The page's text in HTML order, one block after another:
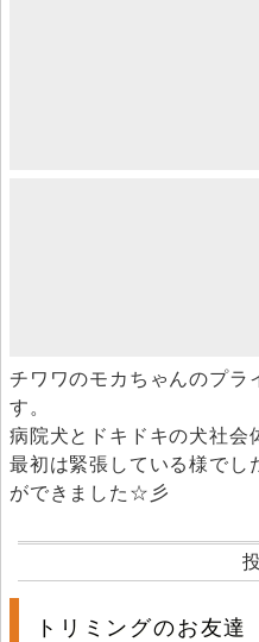
チワワのモカちゃんのプラ
す。
病院犬とドキドキの犬社会
最初は緊張している様でし
ができました☆彡
トリミングのお友達